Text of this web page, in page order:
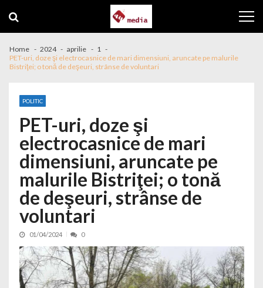
Home 2024 aprilie
1
PET-uri, doze şi electrocasnice de mari dimensiuni, aruncate pe malurile
Bistriţei; o tonă de deşeuri, strânse de voluntari
POLITIC
PET-uri, doze şi
electrocasnice de mari
dimensiuni, aruncate pe
malurile Bistriţei; o tonă
de deşeuri, strânse de
voluntari
01/04/2024 0